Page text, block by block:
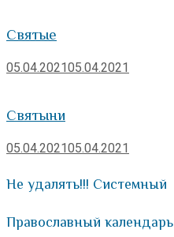
Святые
05.04.202105.04.2021
Святыни
05.04.202105.04.2021
Не удалять!!! Системный
Православный календарь